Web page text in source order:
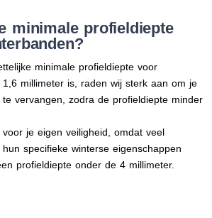
minimale profieldiepte
minimale profieldiepte voor
1,6 millimeter is, raden wij sterk aan om je
te vervangen, zodra de profieldiepte minder
voor je eigen veiligheid, omdat veel
specifieke winterse eigenschappen
profieldiepte onder de 4 millimeter.